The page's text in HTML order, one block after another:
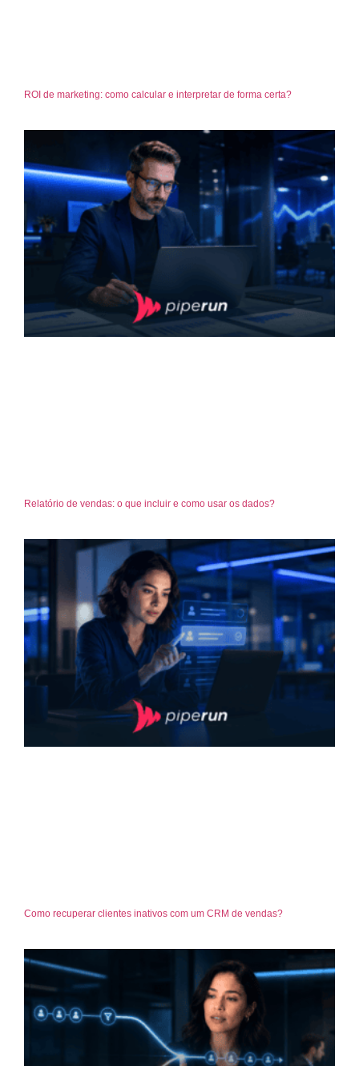
ROI de marketing: como calcular e interpretar de forma certa?
Relatório de vendas: o que incluir e como usar os dados?
Como recuperar clientes inativos com um CRM de vendas?